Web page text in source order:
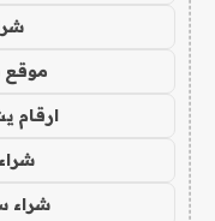
موقع
ارقام
شراء